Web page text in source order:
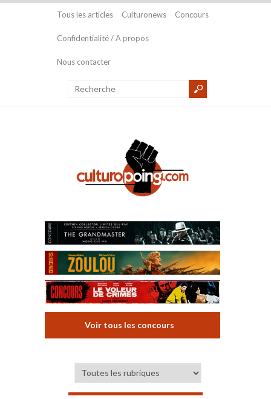
Tous les articles Culturonews Concours
Confidentialité / A propos
Nous contacter
Voir tous les concours